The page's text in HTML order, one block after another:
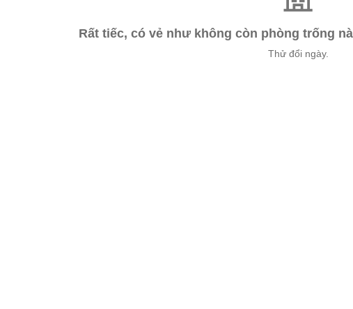
Rất tiếc, có vẻ như không còn phòng trống
Thử đổi ngày.